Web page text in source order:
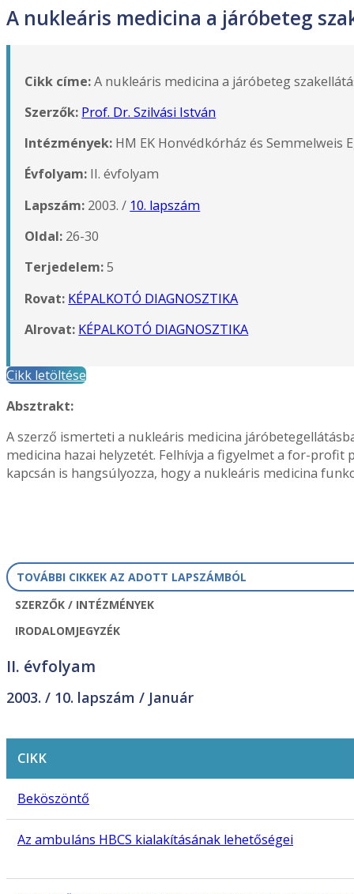
A nukleáris medicina a járóbeteg
Cikk címe:A nukleáris medicina a járóbeteg
Szerzők: Prof. Dr. Szilvási István
Intézmények: HM EK Honvédkórház és Semmelweis
Évfolyam: II. évfolyam
Lapszám: 2003. / 10. lapszám
Oldal: 26-30
Terjedelem:5
Rovat: KÉPALKOTÓ DIAGNOSZTIKA
Alrovat: KÉPALKOTÓ DIAGNOSZTIKA
Cikk letöltése
Absztrakt:
A szerző ismerteti a nukleáris medicina
medicina hazai helyzetét. Felhívja a figyelmet a for-
kapcsán is hangsúlyozza, hogy a nukleáris medicina
TOVÁBBI CIKKEK AZ ADOTT LAPSZÁMBÓL
SZERZŐK / INTÉZMÉNYEK
IRODALOMJEGYZÉK
II. évfolyam
2003. / 10. lapszám / Január
CIKK
Beköszöntő
Az ambuláns HBCS kialakításának lehetőségei